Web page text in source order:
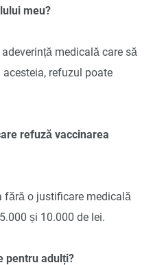
meu?
medicală care să
refuzul poate
refuză vaccinarea
fără o justificare medicală
și 10.000 de lei.
pentru adulți?